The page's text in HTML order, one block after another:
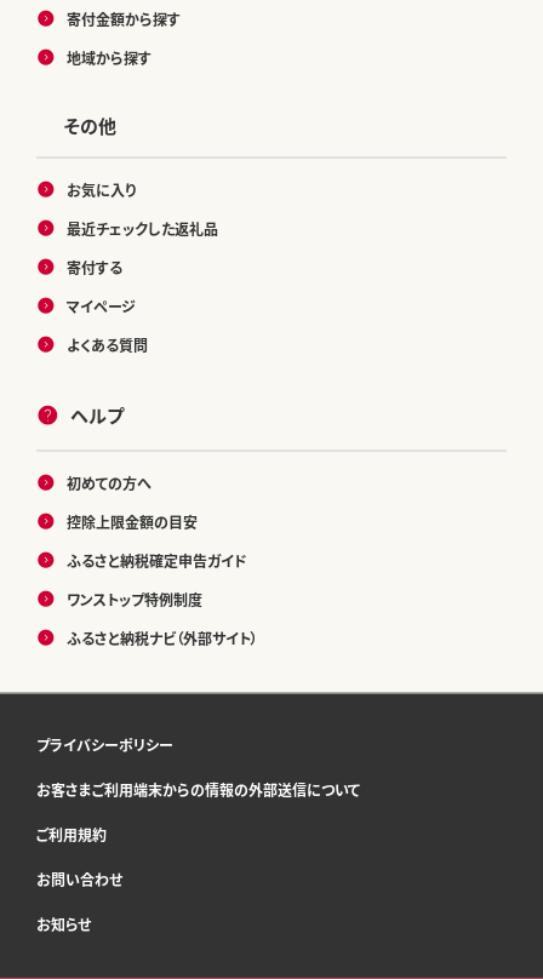
寄付金額から探す
地域から探す
その他
お気に入り
最近チェックした返礼品
寄付する
マイページ
よくある質問
ヘルプ
初めての方へ
控除上限金額の目安
ふるさと納税確定申告ガイド
ワンストップ特例制度
ふるさと納税ナビ（外部サイト）
プライバシーポリシー
お客さまご利用端末からの情報の外部送信について
ご利用規約
お問い合わせ
お知らせ